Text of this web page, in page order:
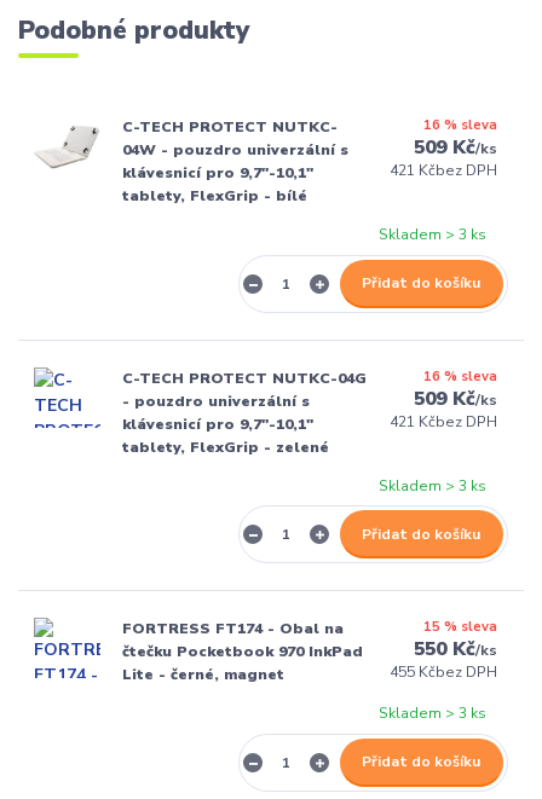
Podobné produkty
C-TECH PROTECT NUTKC-
04W - pouzdro univerzální s
klávesnicí pro 9,7"-10,1"
tablety, FlexGrip - bílé
16 % sleva
509 Kč/ks
421 Kčbez DPH
Skladem > 3 ks
Přidat do košíku
C-TECH PROTECT NUTKC-04G
- pouzdro univerzální s
klávesnicí pro 9,7"-10,1"
tablety, FlexGrip - zelené
16 % sleva
509 Kč/ks
421 Kčbez DPH
Skladem > 3 ks
Přidat do košíku
FORTRESS FT174 - Obal na
čtečku Pocketbook 970 InkPad
Lite - černé, magnet
15 % sleva
550 Kč/ks
455 Kčbez DPH
Skladem > 3 ks
Přidat do košíku